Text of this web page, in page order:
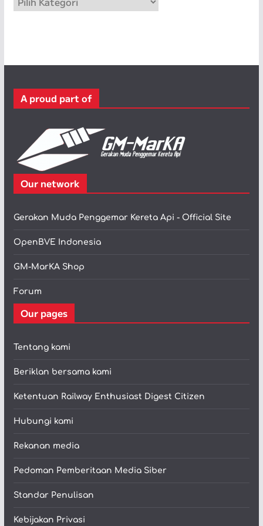
a
r
A proud part of
Our network
Gerakan Muda Penggemar Kereta Api - Official Site
OpenBVE Indonesia
GM-MarKA Shop
Forum
Our pages
Tentang kami
Beriklan bersama kami
Ketentuan Railway Enthusiast Digest Citizen
Hubungi kami
Rekanan media
Pedoman Pemberitaan Media Siber
Standar Penulisan
Kebijakan Privasi